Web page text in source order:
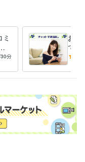
経験年数 : 10年
ー 経験年数 : 2年
分
分
お電
でお
話